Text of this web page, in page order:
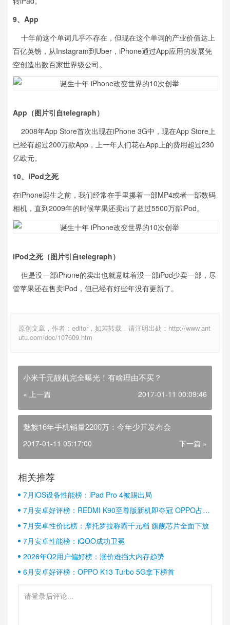
9、App
十年前这个单词几乎不存在，但现在这个单词的产业价值达上
百亿英镑，从Instagram到Uber，iPhone通过App应用的发展凭
空创造出数百家世界级公司。
App （图片引自telegraph）
2008年App Store首次出现在iPhone 3G中，现在App Store上
已经有超过200万款App，上一年人们花在App上的费用超过230
亿欧元。
10、iPod之死
在iPhone诞生之前，我们经常在手里攥着一部MP4或者一部数码
相机，直到2009年的时候苹果还卖出了超过5500万部iPod。
iPod之死（图片引自telegraph）
但是没一部iPhone的卖出也就意味着没一部iPod少卖一部，尽
管苹果还在售卖iPod，但已经有好些年没有更新了。
原创文章，作者：editor，如若转载，请注明出处：http://www.ant
utu.com/doc/107609.htm
小米千元靓机完全曝光！有啥理由不买？
« 上一篇 2017-01-11 00:09:46
魅族16年手机销量2200万：今年少开发布会
2017-01-11 05:17:00 下一篇 »
相关推荐
7月iOS设备性能榜：iPad Pro 4被踢出局
7月安卓好评榜：REDMI K90至尊版新机即夺冠 OPPO占据
半壁江山
7月安卓性价比榜：摩托罗拉称霸千元档 旗舰芯片全面下放
7月安卓性能榜：iQOO成功卫冕
2026年Q2用户偏好榜：涨价难挡大内存趋势
6月安卓好评榜：OPPO K13 Turbo 5G拿下榜首